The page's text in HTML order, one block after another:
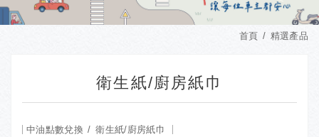
首頁 精選產品
衛生紙/廚房紙巾
中油點數兌換 衛生紙/廚房紙巾